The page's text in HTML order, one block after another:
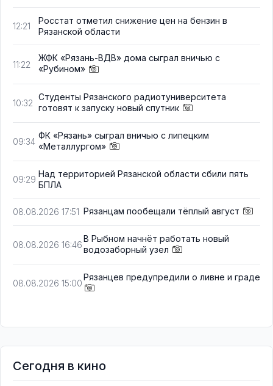
12:21
Росстат отметил снижение цен на бензин в
Рязанской области
11:22
ЖФК «Рязань-ВДВ» дома сыграл вничью с
«Рубином»
10:32
Студенты Рязанского радиотуниверситета
готовят к запуску новый спутник
09:34
ФК «Рязань» сыграл вничью с липецким
«Металлургом»
09:29
Над территорией Рязанской области сбили пять
БПЛА
08.08.2026 17:51 Рязанцам пообещали тёплый август
08.08.2026 16:46
В Рыбном начнёт работать новый
водозаборный узел
08.08.2026 15:00
Рязанцев предупредили о ливне и граде
Сегодня в кино